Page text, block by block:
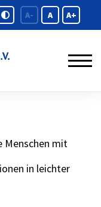
A- A A+
Menschen mit
in leichter